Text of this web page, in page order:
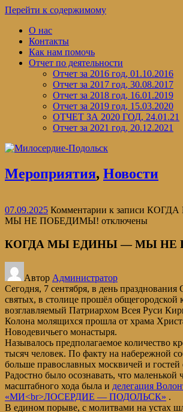
Перейти к содержимому
О нас
Контакты
Как нам помочь
Отчет по деятельности
Отчет за 2016 год, 01.10.2016
Отчет за 2017 год, 30.08.2017
Отчет за 2018 год, 16.01.2019
Отчет за 2019 год, 15.03.2020
ОТЧЕТ ЗА 2020 ГОД, 24.01.21
Отчет за 2021 год, 20.12.2021
Мероприятия, Новости
07.09.2025 Комментарии к записи
МЫ НЕ ПОБЕДИМЫ! отключены
КОГДА МЫ ЕДИНЫ — МЫ НЕ
Автор Администратор
Сегодня, 7 сентября, в день
святых, в столице прошёл общегородской
возглавляемый Патриархом Всея Руси
Колона молящихся прошла от храма
Новодевичьего монастыря.
Называлось предполагаемое количество
тысяч человек. По факту на набережной
больше православных москвичей и гостей
Радостно было осознавать, что маленькой
масштабного хода была и делегация
«МИ<br>ЛОСЕРДИЕ — ПОДОЛЬСК» .
В едином порыве, с молитвами на устах